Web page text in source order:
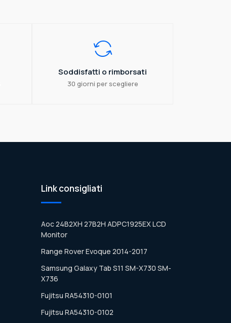
Soddisfatti o rimborsati
30 giorni per scegliere
Link consigliati
Aoc 24B2XH 27B2H ADPC1925EX LCD
Monitor
Range Rover Evoque 2014-2017
Samsung Galaxy Tab S11 SM-X730 SM-
X736
Fujitsu RA54310-0101
Fujitsu RA54310-0102